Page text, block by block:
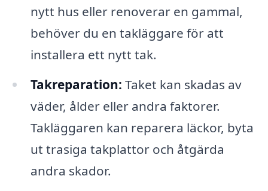
nytt hus eller renoverar en gammal,
behöver du en takläggare för att
installera ett nytt tak.
Takreparation: Taket kan skadas av
väder, ålder eller andra faktorer.
Takläggaren kan reparera läckor, byta
ut trasiga takplattor och åtgärda
andra skador.